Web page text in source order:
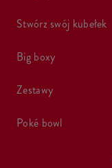
stwórz swój kubełek
big boxy
zestawy
poké bowl